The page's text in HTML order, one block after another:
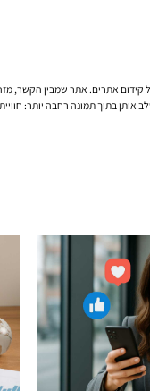
אתרים. אתר שמבין הקשר,
אותן בתוך תמונה רחבה